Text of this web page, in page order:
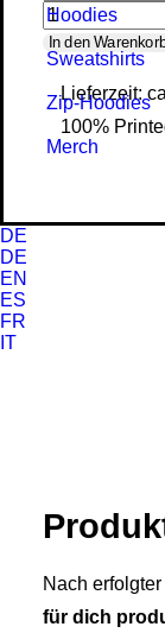
Hoodies
Sweat­shirts
Zip-Hoodies
Merch
DE
DE
EN
ES
FR
IT
Essential
Organic
Sweatshirt
In den
Lieferzeit:
100%
Nach
für dich